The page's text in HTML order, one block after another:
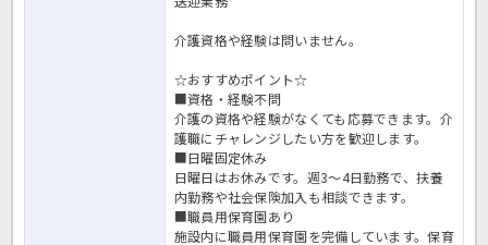
介護資格や経験は問いません。
☆おすすめポイント☆
■資格・経験不問
介護の資格や経験がなくても応募できます。介
護職にチャレンジしたい方を歓迎します。
■日曜固定休み
日曜日はお休みです。週3～4日勤務で、扶養
内勤務や社会保険加入も相談できます。
■職員用保育園あり
施設内に職員用保育園を完備しています。保育